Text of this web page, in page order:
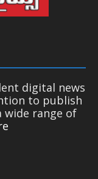
digital news
to publish
wide range of